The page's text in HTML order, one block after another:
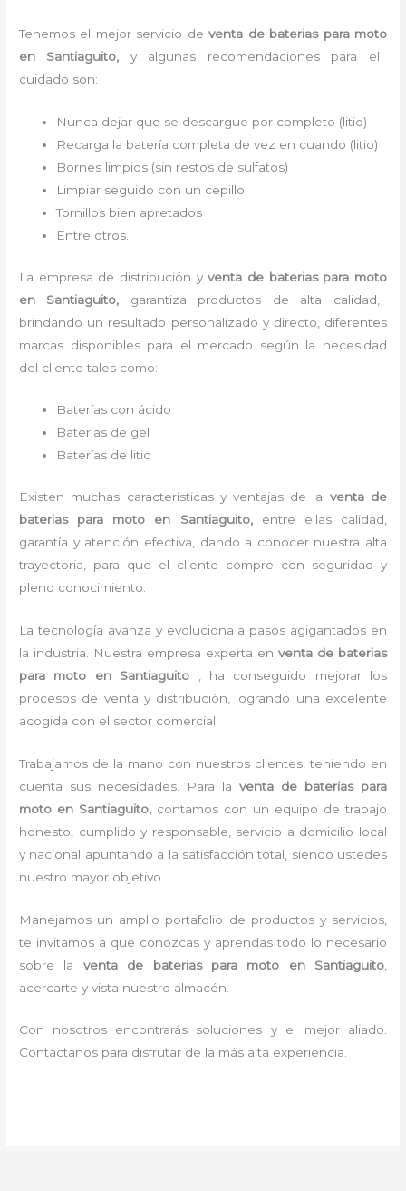
Tenemos el mejor servicio deventa de baterias para moto
en Santiaguito, y algunas recomendaciones para el
cuidado son:
Nunca dejar que se descargue por completo (litio)
Recarga la batería completa de vez en cuando (litio)
Bornes limpios (sin restos de sulfatos)
Limpiar seguido con un cepillo.
Tornillos bien apretados
Entre otros.
La empresa de distribución yventa de baterias para moto
en Santiaguito, garantiza productos de alta calidad,
brindando un resultado personalizado y directo, diferentes
marcas disponibles para el mercado según la necesidad
del cliente tales como:
Baterías con ácido
Baterías de gel
Baterías de litio
Existen muchas características y ventajas de la venta de
baterias para moto en Santiaguito,
entre ellas calidad,
garantía y atención efectiva, dando a conocer nuestra alta
trayectoria, para que el cliente compre con seguridad y
pleno conocimiento.
La tecnología avanza y evoluciona a pasos agigantados en
la industria. Nuestra empresa experta en venta de baterias
para moto en Santiaguito
, ha conseguido mejorar los
procesos de venta y distribución, logrando una excelente
acogida con el sector comercial.
Trabajamos de la mano con nuestros clientes, teniendo en
cuenta sus necesidades. Para la venta de baterias para
moto en Santiaguito, contamos con un equipo de trabajo
honesto, cumplido y responsable, servicio a domicilio local
y nacional apuntando a la satisfacción total, siendo ustedes
nuestro mayor objetivo.
Manejamos un amplio portafolio de productos y servicios,
te invitamos a que conozcas y aprendas todo lo necesario
sobre la venta de baterias para moto en Santiaguito,
acercarte y vista nuestro almacén.
Con nosotros encontrarás soluciones y el mejor aliado.
Contáctanos para disfrutar de la más alta experiencia.